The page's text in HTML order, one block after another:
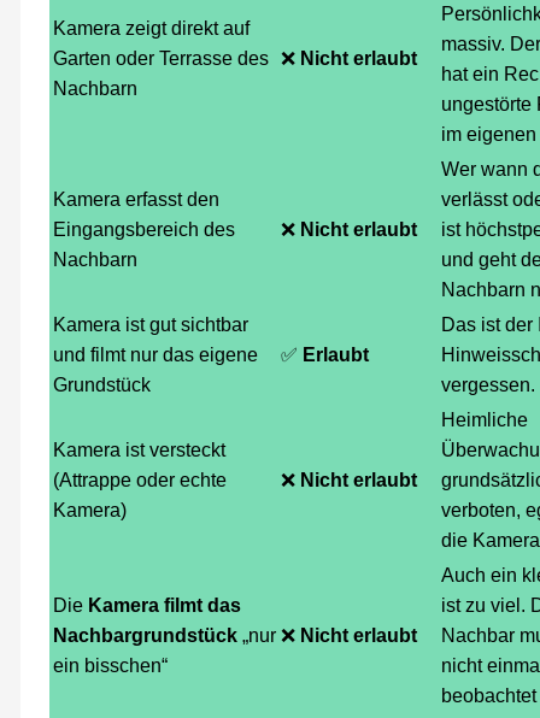
Kamera zeigt direkt auf
Garten oder Terrasse des
Nachbarn
❌ Nicht erlaubt
massiv.
hat ein
ungestörte
im eigenen
Kamera erfasst den
Eingangsbereich des
Nachbarn
❌ Nicht erlaubt
Wer wann
verlässt
ist
und geht
Nachbarn
Kamera ist gut sichtbar
und filmt nur das eigene
Grundstück
✅ Erlaubt
Das ist der
vergessen.
Kamera ist versteckt
(Attrappe oder echte
Kamera)
❌ Nicht erlaubt
Heimliche
verboten,
die
Die Kamera filmt das
Nachbargrundstück„nur
ein bisschen“
❌ Nicht erlaubt
Auch ein
ist zu viel.
Nachbar
nicht